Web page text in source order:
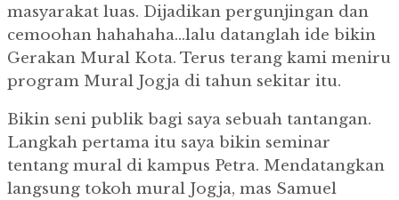
masyarakat luas. Dijadikan pergunjingan dan
cemoohan hahahaha…lalu datanglah ide bikin
Gerakan Mural Kota. Terus terang kami meniru
program Mural Jogja di tahun sekitar itu.
Bikin seni publik bagi saya sebuah tantangan.
Langkah pertama itu saya bikin seminar
tentang mural di kampus Petra. Mendatangkan
langsung tokoh mural Jogja, mas Samuel